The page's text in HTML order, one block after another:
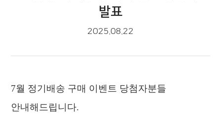
발표
2025.08.22
7월 정기배송 구매 이벤트 당첨자분들
안내해드립니다.